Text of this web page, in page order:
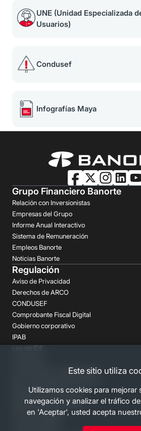
Este sitio utiliza
Utilizamos cookies para mejorar
navegación y analizar el tráfico
en 'Aceptar', usted acepta
UNE (Unidad Especializada
Usuarios)
Condusef
Infografías Maya
Grupo Financiero Banorte
Relación con Inversionistas
Empresas del Grupo
Informe Anual Interactivo
Sistema de Remuneración
Empleos Banorte
Noticias Banorte
Regulación
Aviso de Privacidad
Derechos de ARCO
CONDUSEF
Comprobante Fiscal Digital
Gobierno corporativo
IPAB
Ley de IDE
Aclaraciones y reclamaciones
Despachos de Cobranza
Regulación FATCA-CRS
Términos Legales